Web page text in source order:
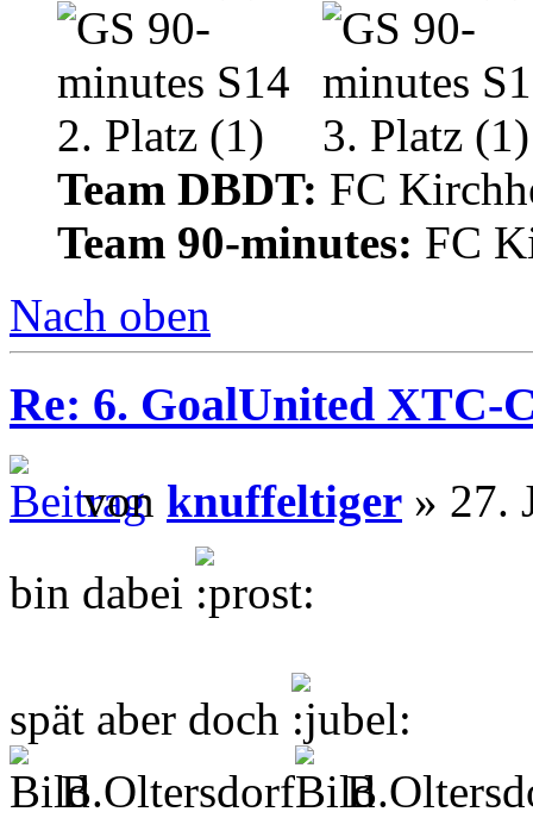
Team DBDT: FC
Team 90-minutes: FC
Nach oben
Re: 6. GoalUnited XTC-
von knuffeltiger » 27.
bin dabei
spät aber doch
B.Oltersdorf